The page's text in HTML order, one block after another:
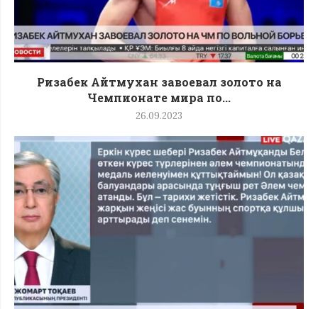
Ризабек Айтмухан завоевал золото на
Чемпионате мира по...
26.09.2023